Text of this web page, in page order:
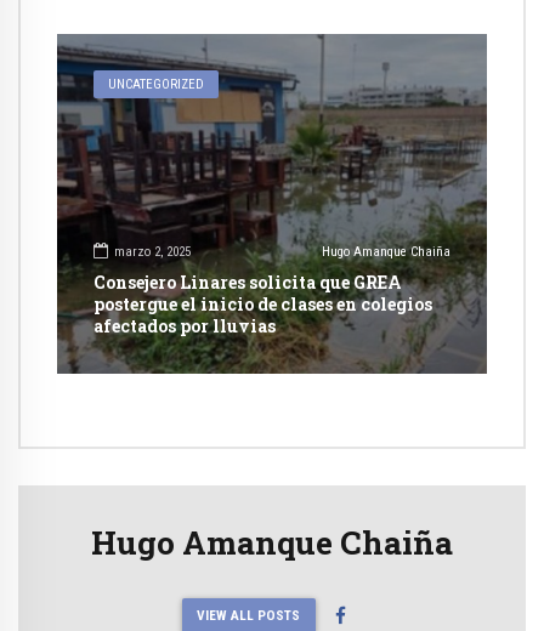
UNCATEGORIZED
marzo 2, 2025 Hugo Amanque Chaiña
Consejero Linares solicita que GREA
postergue el inicio de clases en colegios
afectados por lluvias
Hugo Amanque Chaiña
VIEW ALL POSTS